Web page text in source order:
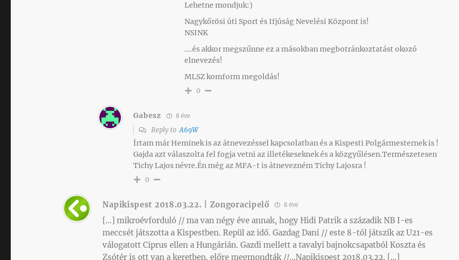
Lehetne mondjuk:)
Nagykőrösi úti Sport és Ifjúság Nevelési Központ is!
NSINK
….és akkor megszűnne ez a másokban megbotránkoztatást okozó
elnevezés!
MLSZ komform megoldás!
0
Gabesz 8 éve
Reply toA69W
Írtam már Heminek is az átnevezéssel kapcsolatban és a Kispesti Polgármesternek is !
Gajda azt válaszolta fel fogja vetni az illetékeseknek és a közgyűlésen.Természetesen
Tichy Lajos névre.Én még az MFA-t is átnevezném Tichy Lajosra !
0
Napikispest 2018.03.22. | Zongoracipelő 8 éve
[…] mikroévforduló // ma van négy éve annak, hogy Hidi Patrik a századik NB I-es
meccsét játszotta a Kispestben. Repül az idő. Gazdag Dani // este 8-tól játszik az U21-es
válogatott Ciprus ellen a Hungárián. Gazdi mellett a tavalyi bajnokcsapatból Koszta és
Zsótér is ott van a keretben. előre megmondták //…Napikispest 2018.03.22. […]